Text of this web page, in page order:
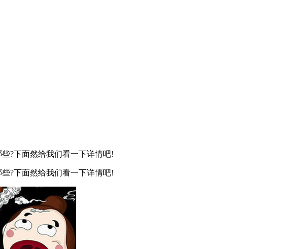
?下面然给我们看一下详情吧!
?下面然给我们看一下详情吧!